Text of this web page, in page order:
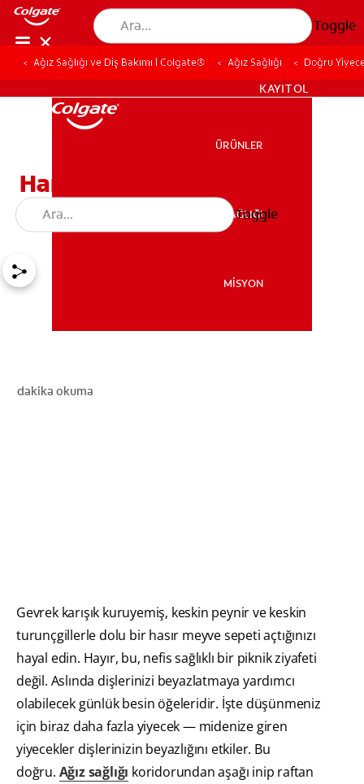
Toggle
MİSYON
KAYIT OL
ÜRÜNLER
AĞIZ SAĞLIĞI
MİSYON
Toggle
Ağız Sağlığı ve Diş Bakımı | Colgate® Ağız Sağlığı Doğru
Hangi Besinler Diş
Beyazlatır?
dakika okuma
Gevrek karışık kuruyemiş, keskin peynir ve keskin
turunçgillerle dolu bir hasır meyve sepeti açtığınızı
hayal edin. Hayır, bu, nefis sağlıklı bir piknik ziyafeti
değil. Aslında dişlerinizi beyazlatmaya yardımcı
olabilecek günlük besin öğeleridir. İşte düşünmeniz
için biraz daha fazla yiyecek — midenize giren
yiyecekler dişlerinizin beyazlığını etkiler. Bu
doğru. Ağız sağlığı koridorundan aşağı inip raftan